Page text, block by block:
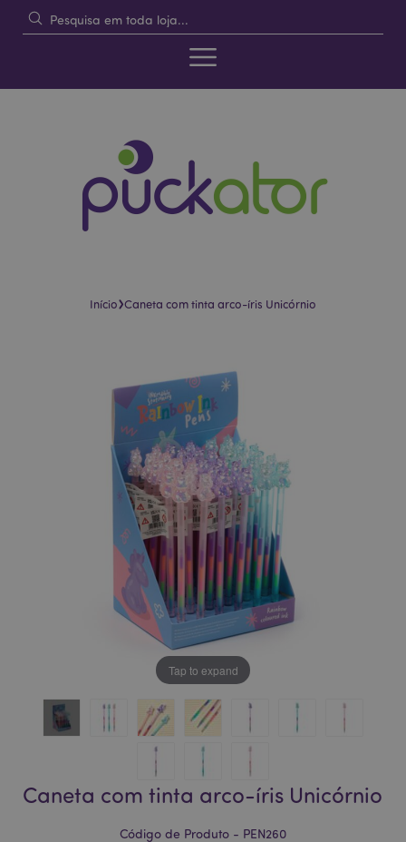
Início›Caneta com tinta arco-íris Unicórnio
Tap to expand
Caneta com tinta arco-íris Unicórnio
Código de Produto - PEN260